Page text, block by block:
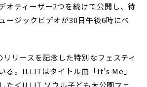
オティーザー2つを続けて公開し、待
ージックビデオが30日午後6時にベ
リースを記念した特別なフェスティ
る。ILLITはタイトル曲「It’s Me」
た＜ILLIT ソウル子ども大公園フェ